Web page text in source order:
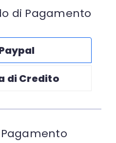
di Pagamento
di Credito